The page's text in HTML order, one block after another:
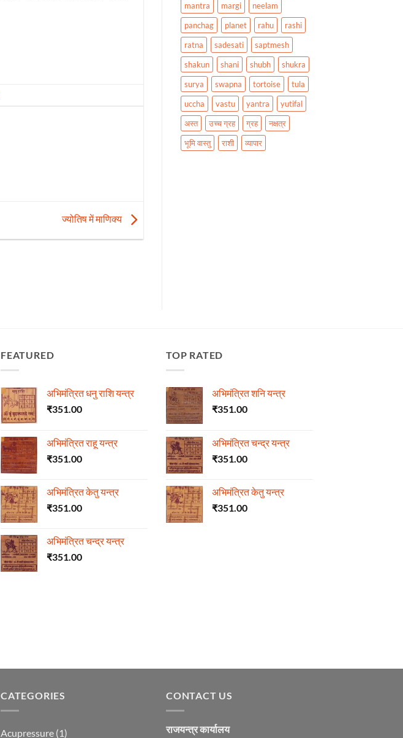
ज्योतिष में माणिक्य
mantra
margi
neelam
panchag
planet rahu
rashi
ratna
sadesati
saptmesh
shakun
shani shubh
shukra
surya
swapna tortoise
tula
uccha
vastu yantra
yutifal
अस्त
उच्च ग्रह ग्रह
नक्षत्र
भूमि वास्तु
राशी व्यापार
FEATURED
अभिमंत्रित धनु राशि यन्त्र
₹351.00
अभिमंत्रित राहू यन्त्र
₹351.00
अभिमंत्रित केतु यन्त्र
₹351.00
अभिमंत्रित चन्द्र यन्त्र
₹351.00
TOP RATED
अभिमंत्रित शनि यन्त्र
₹351.00
अभिमंत्रित चन्द्र यन्त्र
₹351.00
अभिमंत्रित केतु यन्त्र
₹351.00
CATEGORIES
Acupressure (1)
CONTACT US
राजयन्त्र कार्यालय